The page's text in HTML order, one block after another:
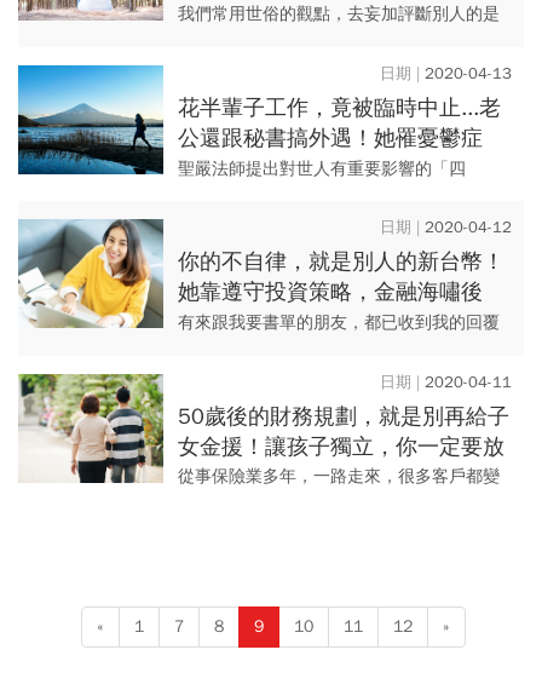
生，在苦修、樂活之間你如何抉
我們常用世俗的觀點，去妄加評斷別人的是
立」的推論之下產生的結果。
2020-04-13
花半輩子工作，竟被臨時中止...老
公還跟秘書搞外遇！她罹憂鬱症
後，靠這4態度慢慢療癒人生挫折
聖嚴法師提出對世人有重要影響的「四
它」、「放下它」，既是面對人生挫折逆境
的態度，也是循序漸進的步驟。
2020-04-12
你的不自律，就是別人的新台幣！
她靠遵守投資策略，金融海嘯後
1.5年翻正，打造100歲穩健退休計
有來跟我要書單的朋友，都已收到我的回覆
我知道不會理財的人，通常都害怕數字，及
很多專有名詞，所以挑選的作...
2020-04-11
50歲後的財務規劃，就是別再給子
女金援！讓孩子獨立，你一定要放
下這件事
從事保險業多年，一路走來，很多客戶都變
« 1 7 8 9 10 11 12 »